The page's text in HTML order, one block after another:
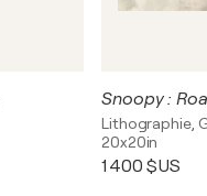
Snoopy :
Lithographie,
20x20in
1 400 $US